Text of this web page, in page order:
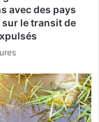
avec des pays
le transit de